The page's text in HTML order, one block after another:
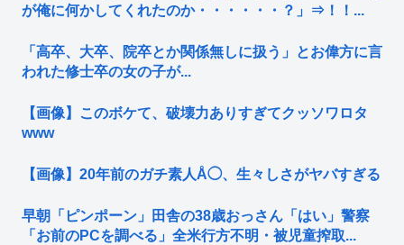
が俺に何かしてくれたのか・・・・・・？」⇒！！...
「高卒、大卒、院卒とか関係無しに扱う」とお偉方に言
われた修士卒の女の子が...
【画像】このボケて、破壊力ありすぎてクッソワロタ
www
【画像】20年前のガチ素人Å◯、生々しさがヤバすぎる
早朝「ピンポーン」田舎の38歳おっさん「はい」警察
「お前のPCを調べる」全米行方不明・被児童搾取...